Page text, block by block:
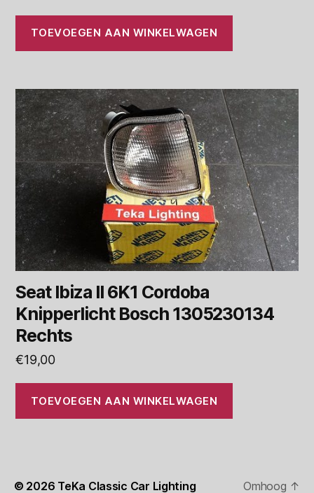
TOEVOEGEN AAN WINKELWAGEN
Seat Ibiza II 6K1 Cordoba
Knipperlicht Bosch 1305230134
Rechts
€19,00
TOEVOEGEN AAN WINKELWAGEN
© 2026 TeKa Classic Car Lighting Omhoog ↑